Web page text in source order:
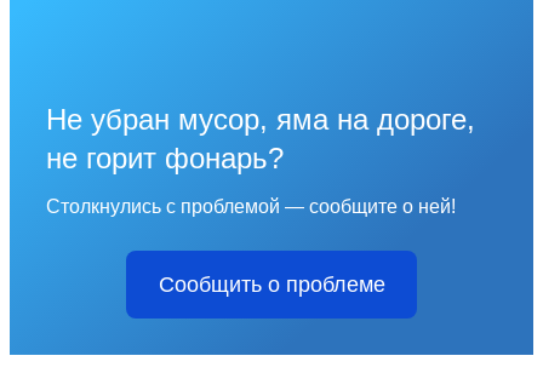
Не убран мусор, яма на дороге,
не горит фонарь?
Столкнулись с проблемой — сообщите о ней!
Сообщить о проблеме